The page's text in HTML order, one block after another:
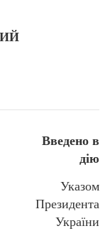
Введено в
дію
Указом
Президента
України